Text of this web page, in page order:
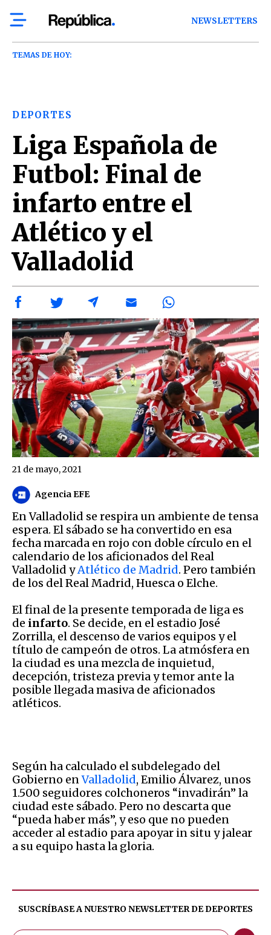
NEWSLETTERS
TEMAS DE HOY:
DEPORTES
Liga Española de
Futbol: Final de
infarto entre el
Atlético y el
Valladolid
Agencia EFE
21 de mayo, 2021
En Valladolid se respira un ambiente de tensa
espera. El sábado se ha convertido en esa
fecha marcada en rojo con doble círculo en el
calendario de los aficionados del Real
Valladolid yAtlético de Madrid. Pero también
de los del Real Madrid, Huesca o Elche.
El final de la presente temporada de liga es
de infarto. Se decide, en el estadio José
Zorrilla, el descenso de varios equipos y el
título de campeón de otros. La atmósfera en
la ciudad es una mezcla de inquietud,
decepción, tristeza previa y temor ante la
posible llegada masiva de aficionados
atléticos.
Según ha calculado el subdelegado del
Gobierno enValladolid, Emilio Álvarez, unos
1.500 seguidores colchoneros “invadirán” la
ciudad este sábado. Pero no descarta que
“pueda haber más”, y eso que no pueden
acceder al estadio para apoyar in situ y jalear
a su equipo hasta la gloria.
SUSCRÍBASE A NUESTRO NEWSLETTER DEDEPORTES